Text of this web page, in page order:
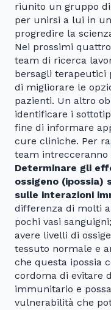
riunito un gruppo
per unirsi a lui in
progredire la
Nei prossimi
team di ricerca
bersagli terapeutici
di migliorare le
pazienti. Un altro
identificare i
fine di informare
cure cliniche. Per
team intrecceranno
Determinare gli
ossigeno (ipossia)
sulle interazioni
differenza di molti
pochi vasi
avere livelli di
tessuto normale e
che questa ipossia
cordoma di evitare
immunitario e
vulnerabilità che